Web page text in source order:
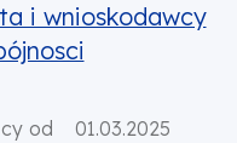
i wnioskodawcy
od 01.03.2025